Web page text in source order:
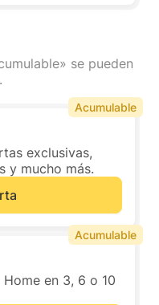
se pueden
exclusivas,
y mucho más.
Acumulable
en 3, 6 o 10
Acumulable